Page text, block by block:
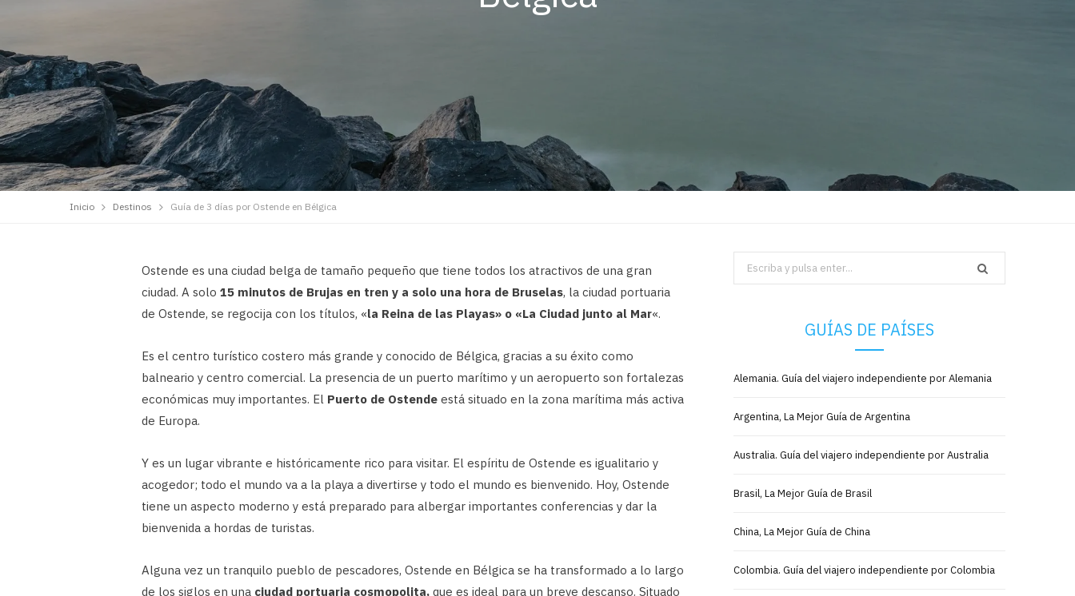
Inicio Destinos Guía de 3 días por Ostende en Bélgica
Ostende es una ciudad belga de tamaño pequeño que tiene todos los atractivos de una gran
ciudad. A solo 15 minutos de Brujas en tren y a solo una hora de Bruselas, la ciudad portuaria
de Ostende, se regocija con los títulos, «la Reina de las Playas» o «La Ciudad junto al Mar«.
Es el centro turístico costero más grande y conocido de Bélgica, gracias a su éxito como
balneario y centro comercial. La presencia de un puerto marítimo y un aeropuerto son fortalezas
económicas muy importantes. El Puerto de Ostende está situado en la zona marítima más activa
de Europa.
Y es un lugar vibrante e históricamente rico para visitar. El espíritu de Ostende es igualitario y
acogedor; todo el mundo va a la playa a divertirse y todo el mundo es bienvenido. Hoy, Ostende
tiene un aspecto moderno y está preparado para albergar importantes conferencias y dar la
bienvenida a hordas de turistas.
Alguna vez un tranquilo pueblo de pescadores, Ostende en Bélgica se ha transformado a lo largo
de los siglos en una ciudad portuaria cosmopolita, que es ideal para un breve descanso. Situado
Search
for:
GUÍAS DE PAÍSES
Alemania. Guía del viajero independiente por Alemania
Argentina, La Mejor Guía de Argentina
Australia. Guía del viajero independiente por Australia
Brasil, La Mejor Guía de Brasil
China, La Mejor Guía de China
Colombia. Guía del viajero independiente por Colombia